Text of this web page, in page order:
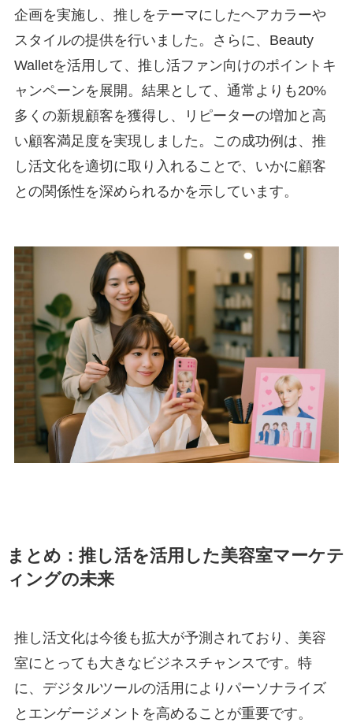
企画を実施し、推しをテーマにしたヘアカラーや
スタイルの提供を行いました。さらに、Beauty
Walletを活用して、推し活ファン向けのポイントキ
ャンペーンを展開。結果として、通常よりも20%
多くの新規顧客を獲得し、リピーターの増加と高
い顧客満足度を実現しました。この成功例は、推
し活文化を適切に取り入れることで、いかに顧客
との関係性を深められるかを示しています。
まとめ：推し活を活用した美容室マーケテ
ィングの未来
推し活文化は今後も拡大が予測されており、美容
室にとっても大きなビジネスチャンスです。特
に、デジタルツールの活用によりパーソナライズ
とエンゲージメントを高めることが重要です。